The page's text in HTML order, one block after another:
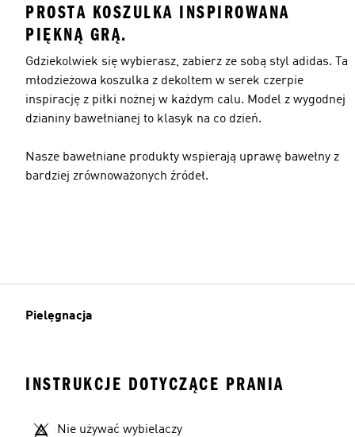
PROSTA KOSZULKA INSPIROWANA
PIĘKNĄ GRĄ.
Gdziekolwiek się wybierasz, zabierz ze sobą styl adidas. Ta
młodzieżowa koszulka z dekoltem w serek czerpie
inspirację z piłki nożnej w każdym calu. Model z wygodnej
dzianiny bawełnianej to klasyk na co dzień.
Nasze bawełniane produkty wspierają uprawę bawełny z
bardziej zrównoważonych źródeł.
Pielęgnacja
INSTRUKCJE DOTYCZĄCE PRANIA
Nie używać wybielaczy